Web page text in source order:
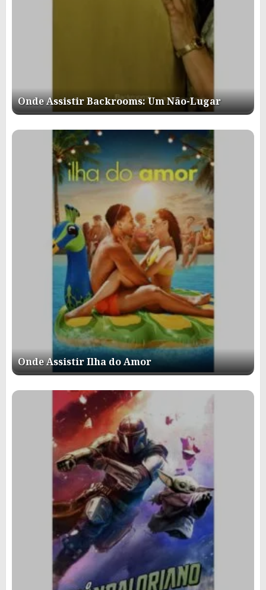
Onde Assistir Backrooms: Um Não-Lugar
Onde Assistir Ilha do Amor